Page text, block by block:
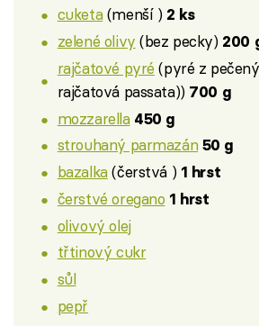
cuketa(menší ) 2 ks
zelené olivy (bez pecky) 200
rajčatové pyré (pyré z
rajčatová passata)) 700 g
mozzarella 450 g
strouhaný parmazán 50 g
bazalka(čerstvá ) 1 hrst
čerstvé oregano 1 hrst
olivový olej
třtinový cukr
sůl
pepř